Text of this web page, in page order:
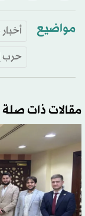
مواضيع
حرب
مقالات ذات صلة